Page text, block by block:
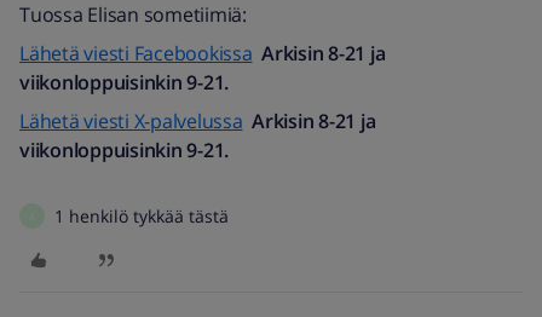
Tuossa Elisan sometiimiä:
Lähetä viesti Facebookissa Arkisin 8-21 ja
viikonloppuisinkin 9-21.
Lähetä viesti X-palvelussa Arkisin 8-21 ja
viikonloppuisinkin 9-21.
1 henkilö tykkää tästä